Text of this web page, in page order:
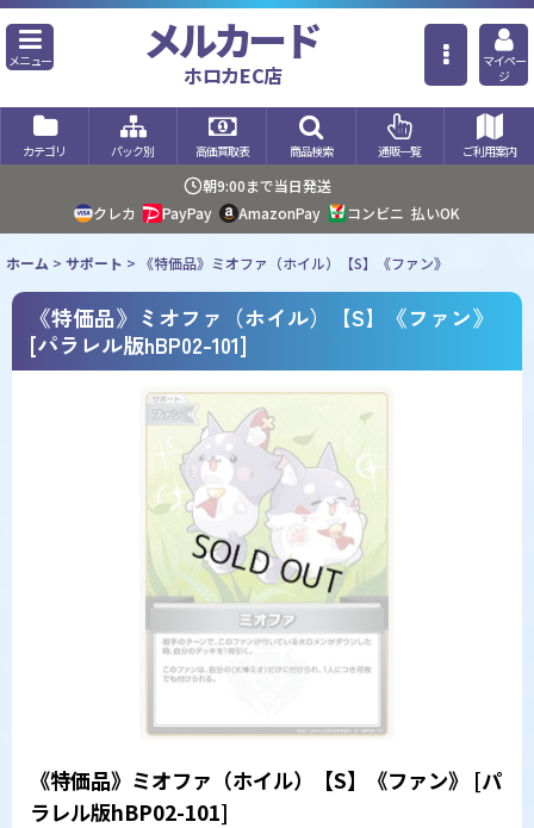
メニュー メルカード
ホロカEC店
マイペー
ジ
カテゴリ パック別 高価買取表 商品検索 通販一覧 ご利用案内
朝9:00まで当日発送
クレカ
PayPay AmazonPay コンビニ 払いOK
ホーム > サポート > 《特価品》ミオファ（ホイル）【S】《ファン》
《特価品》ミオファ（ホイル）【S】《ファン》
[パラレル版hBP02-101]
《特価品》ミオファ（ホイル）【S】《ファン》 [パ
ラレル版hBP02-101]